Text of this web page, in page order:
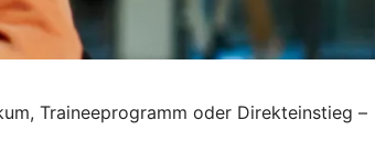
Traineeprogramm oder Direkteinstieg –